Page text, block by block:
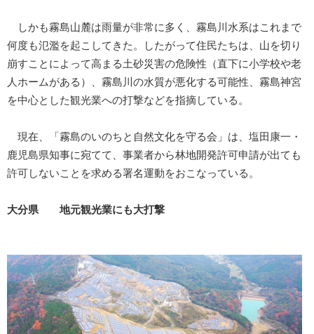
しかも霧島山麓は雨量が非常に多く、霧島川水系はこれまで
何度も氾濫を起こしてきた。したがって住民たちは、山を切り
崩すことによって高まる土砂災害の危険性（直下に小学校や老
人ホームがある）、霧島川の水質が悪化する可能性、霧島神宮
を中心とした観光業への打撃などを指摘している。
現在、「霧島のいのちと自然文化を守る会」は、塩田康一・
鹿児島県知事に宛てて、事業者から林地開発許可申請が出ても
許可しないことを求める署名運動をおこなっている。
大分県 地元観光業にも大打撃